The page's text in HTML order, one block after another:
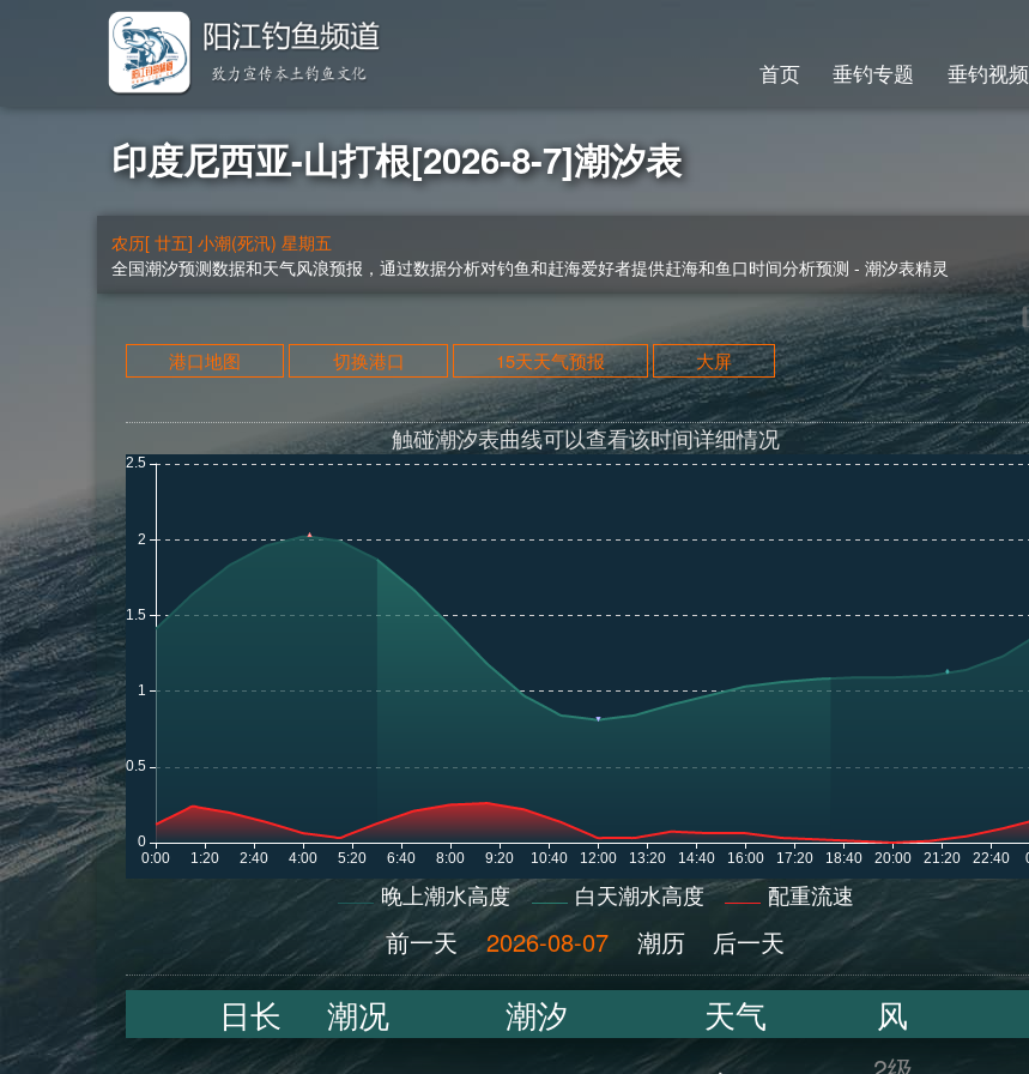
首页 垂钓专题 垂钓视频
印度尼西亚-山打根[2026-8-7]潮汐表
农历[ 廿五] 小潮(死汛) 星期五
全国潮汐预测数据和天气风浪预报，通过数据分析对钓鱼和赶海爱好者提供赶海和鱼口时间分析预测 - 潮汐表精灵
港口地图 切换港口 15天天气预报 大屏
触碰潮汐表曲线可以查看该时间详细情况
晚上潮水高度 白天潮水高度 配重流速
前一天 2026-08-07 潮历 后一天
日长 潮况 潮汐 天气 风